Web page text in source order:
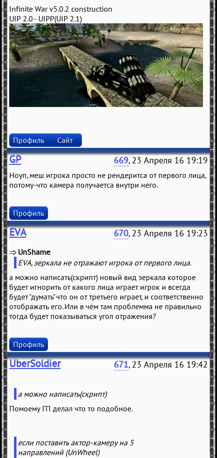
Infinite War v5.0.2 construction
UIP 2.0 - UIPP(UIP 2.1)
Профиль Сайт
GP 669, 23 Апреля 16 19:19
Ноуп, меш игрока просто не рендеритса от первого лица,
потому-что камера получаетса внутри него.
Профиль
EVA 670, 23 Апреля 16 19:23
UnShame
EVA, зеркала не отражают игрока от первого лица.
а можно написать(скрипт) новый вид зеркала которое
будет игнорить от какого лица играет игрок и всегда
будет "думать" что он от третьего играет, и соответственно
отображать его. Или в чём там проблемма не правильно
тогда будет показываться угол отражения?
Профиль
UberSoldier 671, 23 Апреля 16 19:42
а можно написать(скрипт)
Помоему ГП делал что то подобное.
если поставить актор-камеру на 5
направлений (UnWheel)